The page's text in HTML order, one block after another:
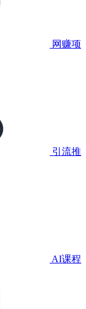
网赚项
引流推
AI课程